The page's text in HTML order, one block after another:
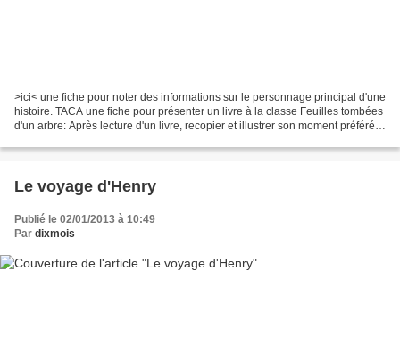
>ici< une fiche pour noter des informations sur le personnage principal d'une
histoire. TACA une fiche pour présenter un livre à la classe Feuilles tombées
d'un arbre: Après lecture d'un livre, recopier et illustrer son moment préféré.
Le voyage d'Henry
Publié le 02/01/2013 à 10:49
Par dixmois